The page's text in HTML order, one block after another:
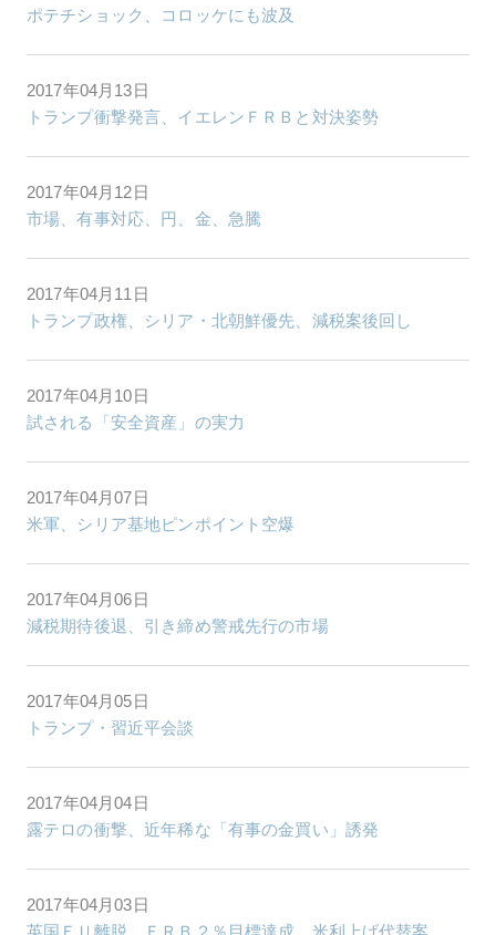
ポテチショック、コロッケにも波及
2017年04月13日
トランプ衝撃発言、イエレンＦＲＢと対決姿勢
2017年04月12日
市場、有事対応、円、金、急騰
2017年04月11日
トランプ政権、シリア・北朝鮮優先、減税案後回し
2017年04月10日
試される「安全資産」の実力
2017年04月07日
米軍、シリア基地ピンポイント空爆
2017年04月06日
減税期待後退、引き締め警戒先行の市場
2017年04月05日
トランプ・習近平会談
2017年04月04日
露テロの衝撃、近年稀な「有事の金買い」誘発
2017年04月03日